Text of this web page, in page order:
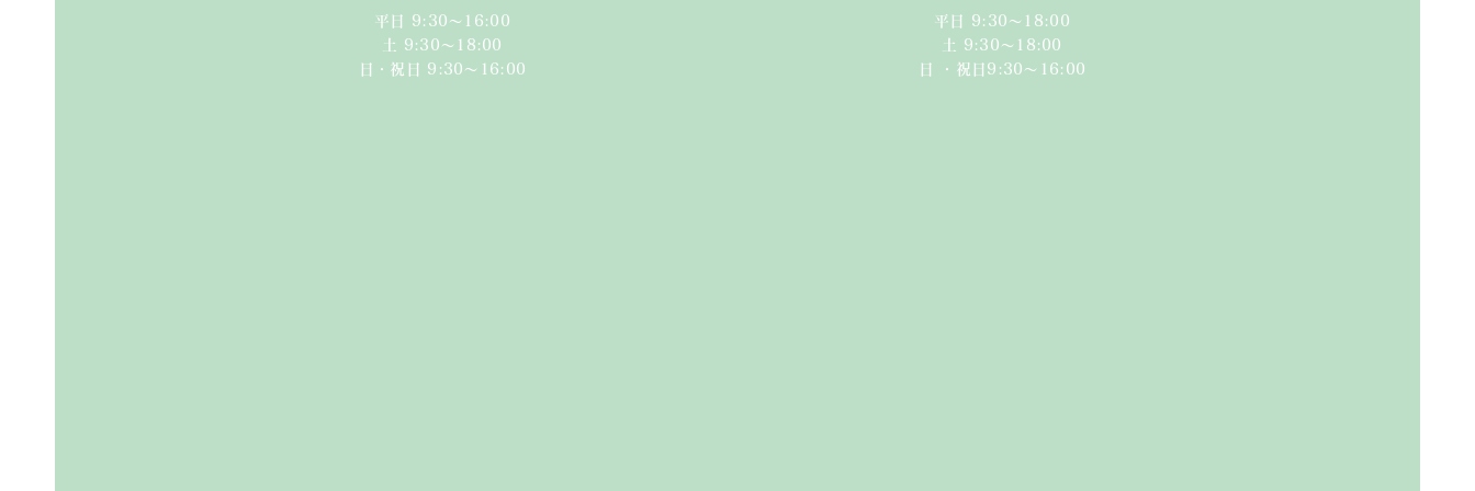
平日 9:30〜16:00
​​土 9:30〜18:00​
日・祝日 9:30〜16:00
平日 9:30〜18:00
​​土 9:30〜18:00​
日 ・祝日 9:30〜16:00